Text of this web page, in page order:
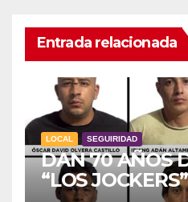
Entrada relacionada
LOCAL SEGUIRIDAD
DAN 70 AÑOS
“LOS JOCKERS”